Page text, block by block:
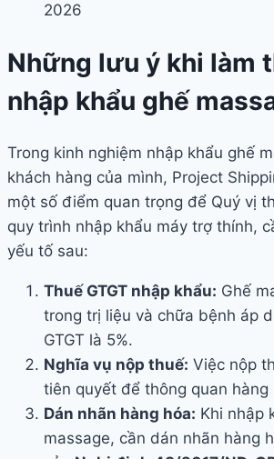
2026
Những lưu ý khi làm
nhập khẩu ghế
Trong kinh nghiệm nhập khẩu ghế
khách hàng của mình, Project
một số điểm quan trọng để Quý vị
quy trình nhập khẩu máy trợ thính,
yếu tố sau:
Thuế GTGT nhập khẩu: Ghế
trong trị liệu và chữa bệnh áp
GTGT là 5%.
Nghĩa vụ nộp thuế: Việc nộp
tiên quyết để thông quan hàng
Dán nhãn hàng hóa: Khi nhập
massage, cần dán nhãn hàng